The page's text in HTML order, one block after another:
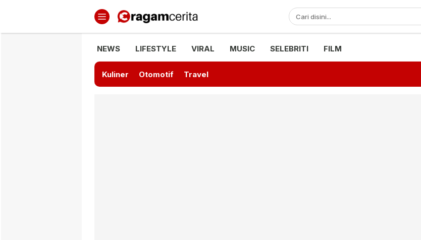
Ragamcerita.com
Informasi Terbaru dan Terkini
NEWS LIFESTYLE VIRAL MUSIC SELEBRITI FILM
Kuliner Otomotif Travel